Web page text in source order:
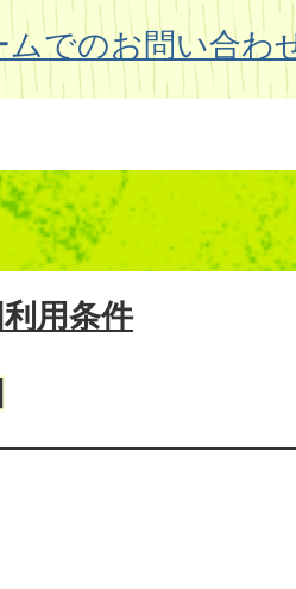
ムでのお問い合わ
用条件